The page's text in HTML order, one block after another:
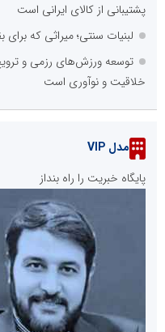
پشتیبانی از کالای ایرانی است
لبنیات سنتی؛ میراثی که برای
توسعه ورزش‌های رزمی و
خلاقیت و نوآوری است
مدل VIP
پایگاه خبریت را راه بنداز